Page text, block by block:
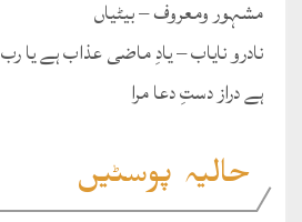
مشہور ومعروف – بیٹیاں
نادرو نایاب – یادِ ماضی عذاب ہے یا رب
ہے دراز دستِ دعا مرا
حالیہ پوسٹیں